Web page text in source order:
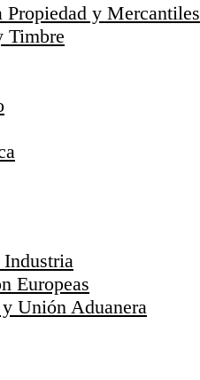
Propiedad y Mercantiles
Timbre
Europeas
Unión Aduanera